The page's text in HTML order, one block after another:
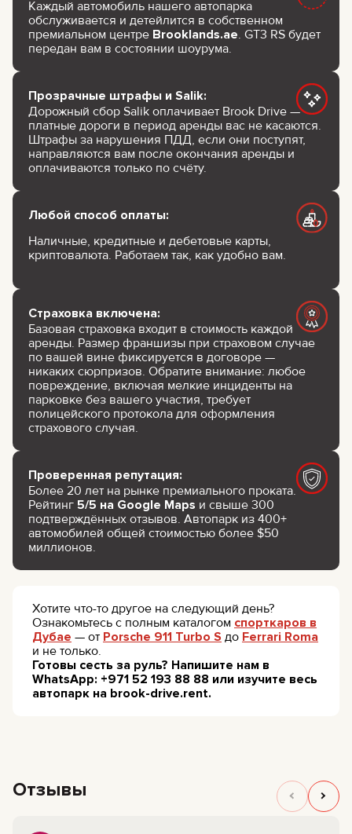
Каждый автомобиль нашего автопарка
обслуживается и детейлится в собственном
премиальном центре Brooklands.ae. GT3 RS будет
передан вам в состоянии шоурума.
Прозрачные штрафы и Salik:
Дорожный сбор Salik оплачивает Brook Drive —
платные дороги в период аренды вас не касаются.
Штрафы за нарушения ПДД, если они поступят,
направляются вам после окончания аренды и
оплачиваются только по счёту.
Любой способ оплаты:
Наличные, кредитные и дебетовые карты,
криптовалюта. Работаем так, как удобно вам.
Страховка включена:
Базовая страховка входит в стоимость каждой
аренды. Размер франшизы при страховом случае
по вашей вине фиксируется в договоре —
никаких сюрпризов. Обратите внимание: любое
повреждение, включая мелкие инциденты на
парковке без вашего участия, требует
полицейского протокола для оформления
страхового случая.
Проверенная репутация:
Более 20 лет на рынке премиального проката.
Рейтинг 5/5 на Google Maps и свыше 300
подтверждённых отзывов. Автопарк из 400+
автомобилей общей стоимостью более $50
миллионов.
Хотите что-то другое на следующий день?
Ознакомьтесь с полным каталогом спорткаров в
Дубае — от Porsche 911 Turbo S до Ferrari Roma
и не только.
Готовы сесть за руль? Напишите нам в
WhatsApp: +971 52 193 88 88 или изучите весь
автопарк на brook-drive.rent.
Отзывы